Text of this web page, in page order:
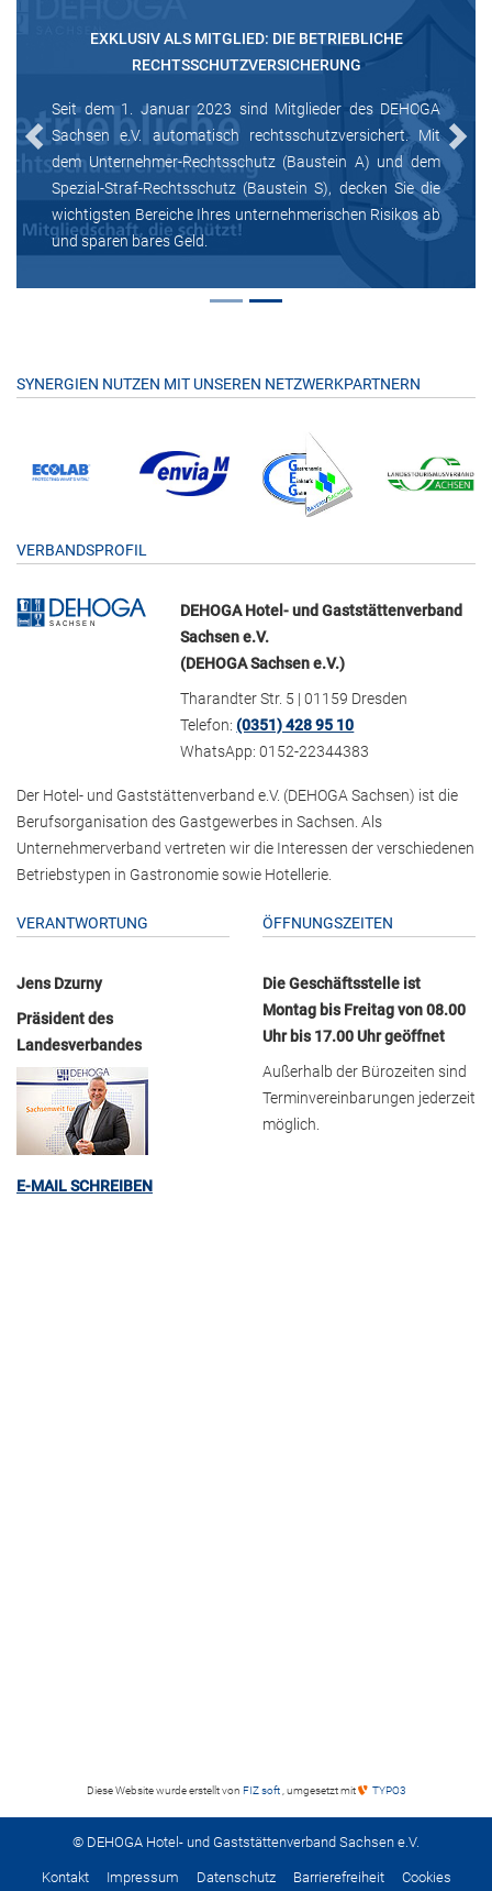
EXKLUSIV ALS MITGLIED: DIE BETRIEBLICHE
RECHTSSCHUTZVERSICHERUNG
Seit dem 1. Januar 2023 sind Mitglieder des DEHOGA
Sachsen e.V. automatisch rechtsschutzversichert. Mit
dem Unternehmer-Rechtsschutz (Baustein A) und dem
Spezial-Straf-Rechtsschutz (Baustein S), decken Sie die
wichtigsten Bereiche Ihres unternehmerischen Risikos ab
und sparen bares Geld.
Previous Next
SYNERGIEN NUTZEN MIT UNSEREN NETZWERKPARTNERN
VERBANDSPROFIL
DEHOGA Hotel- und Gaststättenverband
Sachsen e.V.
(DEHOGA Sachsen e.V.)
Tharandter Str. 5 | 01159 Dresden
Telefon:(0351) 428 95 10
WhatsApp: 0152-22344383
Der Hotel- und Gaststättenverband e.V. (DEHOGA Sachsen) ist die
Berufsorganisation des Gastgewerbes in Sachsen. Als
Unternehmerverband vertreten wir die Interessen der verschiedenen
Betriebstypen in Gastronomie sowie Hotellerie.
VERANTWORTUNG
Jens Dzurny
Präsident des
Landesverbandes
E-MAIL SCHREIBEN
ÖFFNUNGSZEITEN
Die Geschäftsstelle ist
Montag bis Freitag von 08.00
Uhr bis 17.00 Uhr geöffnet
Außerhalb der Bürozeiten sind
Terminvereinbarungen jederzeit
möglich.
Diese Website wurde erstellt von FIZ soft , umgesetzt mit TYPO3
© DEHOGA Hotel- und Gaststättenverband Sachsen e.V.
Kontakt Impressum Datenschutz Barrierefreiheit Cookies